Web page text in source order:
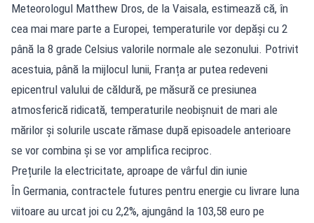
Meteorologul Matthew Dros, de la Vaisala, estimează că, în
cea mai mare parte a Europei, temperaturile vor depăși cu 2
până la 8 grade Celsius valorile normale ale sezonului. Potrivit
acestuia, până la mijlocul lunii, Franța ar putea redeveni
epicentrul valului de căldură, pe măsură ce presiunea
atmosferică ridicată, temperaturile neobișnuit de mari ale
mărilor și solurile uscate rămase după episoadele anterioare
se vor combina și se vor amplifica reciproc.
Prețurile la electricitate, aproape de vârful din iunie
În Germania, contractele futures pentru energie cu livrare luna
viitoare au urcat joi cu 2,2%, ajungând la 103,58 euro pe